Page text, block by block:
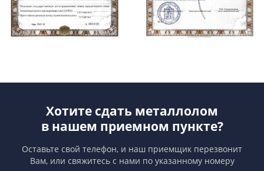
Хотите сдать металлолом
в нашем приемном пункте?
Оставьте свой телефон, и наш приемщик перезвонит
Вам, или свяжитесь с нами по указанному номеру